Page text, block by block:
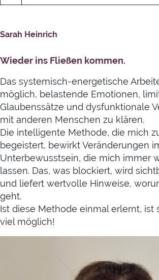
Sarah Heinrich
Wieder ins Fließen kommen.
Das systemisch-energetische
möglich, belastende Emotionen,
Glaubenssätze und dysfunktionale
mit anderen Menschen zu klären.
Die intelligente Methode, die mich
begeistert, bewirkt Veränderungen
Unterbewusstsein, die mich immer
lassen. Das, was blockiert, wird
und liefert wertvolle Hinweise,
geht.
Ist diese Methode einmal erlernt, ist
viel möglich!